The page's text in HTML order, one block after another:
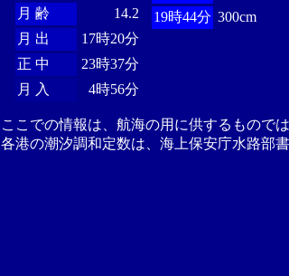
月 齢
14.2
月 出
17時20分
正 中
23時37分
月 入
4時56分
19時44分 300cm
ここでの情報は、航海の用に供するもので
各港の潮汐調和定数は、海上保安庁水路部